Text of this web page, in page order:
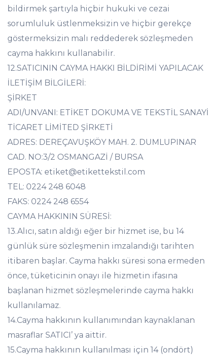
bildirmek şartıyla hiçbir hukuki ve cezai
sorumluluk üstlenmeksizin ve hiçbir gerekçe
göstermeksizin malı reddederek sözleşmeden
cayma hakkını kullanabilir.
12.SATICININ CAYMA HAKKI BİLDİRİMİ YAPILACAK
İLETİŞİM BİLGİLERİ:
ŞİRKET
ADI/UNVANI: ETİKET DOKUMA VE TEKSTİL SANAYİ
TİCARET LİMİTED ŞİRKETİ
ADRES: DEREÇAVUŞKÖY MAH. 2. DUMLUPINAR
CAD. NO:3/2 OSMANGAZİ / BURSA
EPOSTA: etiket@etikettekstil.com
TEL: 0224 248 6048
FAKS: 0224 248 6554
CAYMA HAKKININ SÜRESİ:
13.Alıcı, satın aldığı eğer bir hizmet ise, bu 14
günlük süre sözleşmenin imzalandığı tarihten
itibaren başlar. Cayma hakkı süresi sona ermeden
önce, tüketicinin onayı ile hizmetin ifasına
başlanan hizmet sözleşmelerinde cayma hakkı
kullanılamaz.
14.Cayma hakkının kullanımından kaynaklanan
masraflar SATICI’ ya aittir.
15.Cayma hakkının kullanılması için 14 (ondört)